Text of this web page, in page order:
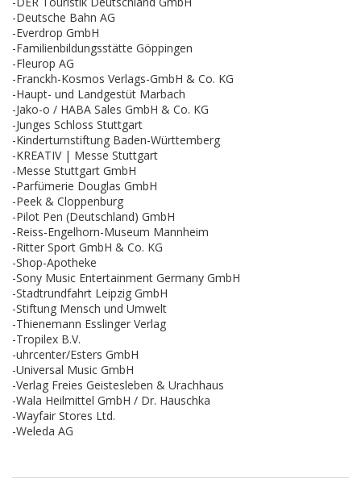
-Deutsche Bahn AG
-Everdrop GmbH
-Familienbildungsstätte Göppingen
-Fleurop AG
-Franckh-Kosmos Verlags-GmbH & Co. KG
-Haupt- und Landgestüt Marbach
-Jako-o / HABA Sales GmbH & Co. KG
-Junges Schloss Stuttgart
-Kinderturnstiftung Baden-Württemberg
-KREATIV | Messe Stuttgart
-Messe Stuttgart GmbH
-Parfümerie Douglas GmbH
-Peek & Cloppenburg
-Pilot Pen (Deutschland) GmbH
-Reiss-Engelhorn-Museum Mannheim
-Ritter Sport GmbH & Co. KG
-Shop-Apotheke
-Sony Music Entertainment Germany GmbH
-Stadtrundfahrt Leipzig GmbH
-Stiftung Mensch und Umwelt
-Thienemann Esslinger Verlag
-Tropilex B.V.
-uhrcenter/Esters GmbH
-Universal Music GmbH
-Verlag Freies Geistesleben & Urachhaus
-Wala Heilmittel GmbH / Dr. Hauschka
-Wayfair Stores Ltd.
-Weleda AG